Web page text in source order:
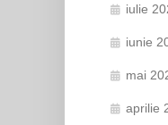
iulie
iunie
mai
aprilie